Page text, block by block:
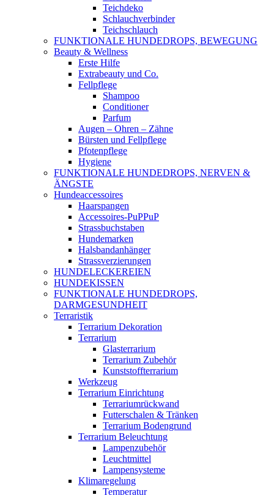
Teichdeko
Schlauchverbinder
Teichschlauch
FUNKTIONALE HUNDEDROPS, BEWEGUNG
Beauty & Wellness
Erste Hilfe
Extrabeauty und Co.
Fellpflege
Shampoo
Conditioner
Parfum
Augen – Ohren – Zähne
Bürsten und Fellpflege
Pfotenpflege
Hygiene
FUNKTIONALE HUNDEDROPS, NERVEN &
ÄNGSTE
Hundeaccessoires
Haarspangen
Accessoires-PuPPuP
Strassbuchstaben
Hundemarken
Halsbandanhänger
Strassverzierungen
HUNDELECKEREIEN
HUNDEKISSEN
FUNKTIONALE HUNDEDROPS,
DARMGESUNDHEIT
Terraristik
Terrarium Dekoration
Terrarium
Glasterrarium
Terrarium Zubehör
Kunststoffterrarium
Werkzeug
Terrarium Einrichtung
Terrariumrückwand
Futterschalen & Tränken
Terrarium Bodengrund
Terrarium Beleuchtung
Lampenzubehör
Leuchtmittel
Lampensysteme
Klimaregelung
Temperatur